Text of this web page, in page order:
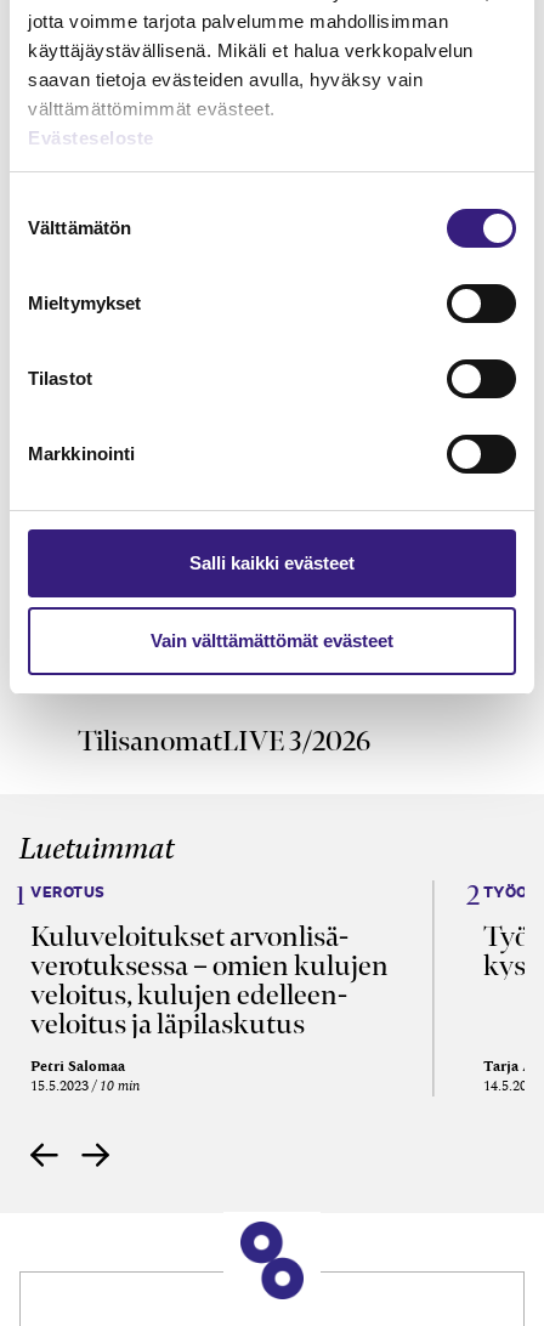
jotta voimme tarjota palvelumme mahdollisimman
käyttäjäystävällisenä. Mikäli et halua verkkopalvelun
saavan tietoja evästeiden avulla, hyväksy vain
välttämättömimmät evästeet.
Evästeseloste
valinta
Välttämätön
Mieltymykset
Tilastot
Markkinointi
Salli kaikki evästeet
Vain välttämättömät evästeet
liikekiinteistöjen korjaaminen –
kirjanpidon ja verotuksen
HUOLTOVARMUUS JA VARAUTUMINEN
Varautuminen ja jatkuvuuden
hallinta tilitoimistossa
TilisanomatLIVE 3/2026
Luetuimmat
VEROTUS
Kulu­veloitukset arvon­lisä­
verotuksessa – omien kulujen
veloitus, kulujen edelleen­
veloitus ja läpi­laskutus
Petri Salomaa
15.5.2023 10 min
Tarja
14.5.2021